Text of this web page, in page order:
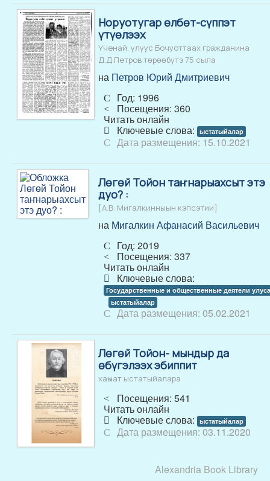
Норуотугар өлбөт-сүппэт
үтүөлээх
Ученай, улуус Бочуоттаах гражданина
Д.Д.Петров төрөөбүтэ 75 сыла
на Петров Юрий Дмитриевич
Год: 1996
Посещения: 360
Читать онлайн
Ключевые слова: ыстатыйалар
Дата размещения: 15.10.2021
Лөгөй Тойон таҥнарыахсыт этэ
дуо? :
[А.В. Мигалкинныын кэпсэтии]
на Мигалкин Афанасий Васильевич
Год: 2019
Посещения: 337
Читать онлайн
Ключевые слова:
Государственные и общественные деятели улуса
ыстатыйалар
Дата размещения: 05.02.2021
Лөгөй Тойон- мындыр да
өбүгэлээх эбиппит
хаһыат ыстатыйалара
Посещения: 541
Читать онлайн
Ключевые слова: ыстатыйалар
Дата размещения: 03.11.2020
Alexandria Book Library